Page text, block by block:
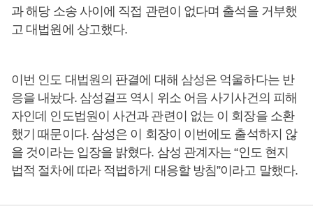
과 해당 소송 사이에 직접 관련이 없다며 출석을 거부했
고 대법원에 상고했다.
이번 인도 대법원의 판결에 대해 삼성은 억울하다는 반
응을 내놨다. 삼성걸프 역시 위소 어음 사기사건의 피해
자인데 인도법원이 사건과 관련이 없는 이 회장을 소환
했기 때문이다. 삼성은 이 회장이 이번에도 출석하지 않
을 것이라는 입장을 밝혔다. 삼성 관계자는 “인도 현지
법적 절차에 따라 적법하게 대응할 방침”이라고 말했다.